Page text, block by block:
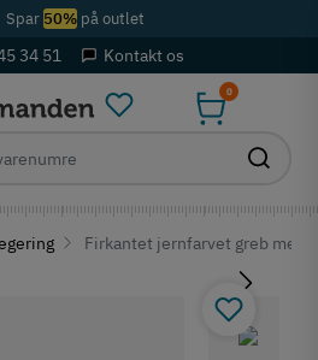
Spar 50%på outlet
34 51 Kontakt os
0
Firkantet jernfarvet greb med